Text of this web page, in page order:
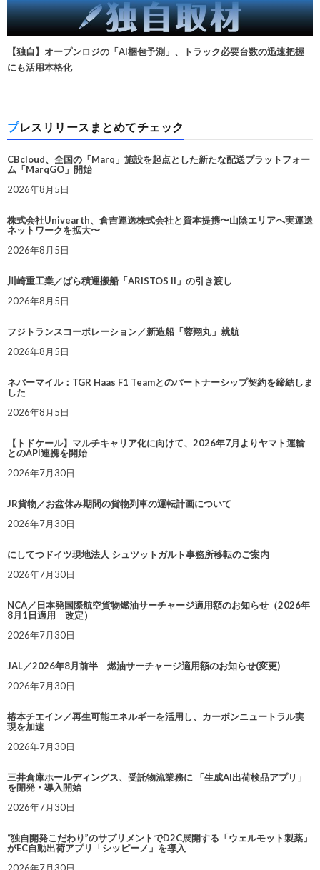
【独自】オープンロジの「AI梱包予測」、トラック必要台数の迅速把握
にも活用本格化
プレスリリースまとめてチェック
CBcloud、全国の「Marq」施設を起点とした新たな配送プラットフォー
ム「MarqGO」開始
2026年8月5日
株式会社Univearth、倉吉運送株式会社と資本提携〜山陰エリアへ実運送
ネットワークを拡大〜
2026年8月5日
川崎重工業／ばら積運搬船「ARISTOS II」の引き渡し
2026年8月5日
フジトランスコーポレーション／新造船「蓉翔丸」就航
2026年8月5日
ネバーマイル：TGR Haas F1 Teamとのパートナーシップ契約を締結しま
した
2026年8月5日
【トドケール】マルチキャリア化に向けて、2026年7月よりヤマト運輸
とのAPI連携を開始
2026年7月30日
JR貨物／お盆休み期間の貨物列車の運転計画について
2026年7月30日
にしてつドイツ現地法人 シュツットガルト事務所移転のご案内
2026年7月30日
NCA／日本発国際航空貨物燃油サーチャージ適用額のお知らせ（2026年
8月1日適用 改定）
2026年7月30日
JAL／2026年8月前半 燃油サーチャージ適用額のお知らせ(変更)
2026年7月30日
椿本チエイン／再生可能エネルギーを活用し、カーボンニュートラル実
現を加速
2026年7月30日
三井倉庫ホールディングス、受託物流業務に 「生成AI出荷検品アプリ」
を開発・導入開始
2026年7月30日
“独自開発こだわり”のサプリメントでD2C展開する「ウェルモット製薬」
がEC自動出荷アプリ「シッピーノ」を導入